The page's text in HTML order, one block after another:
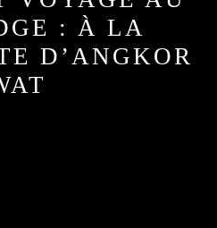
: À LA
D’ANGKOR